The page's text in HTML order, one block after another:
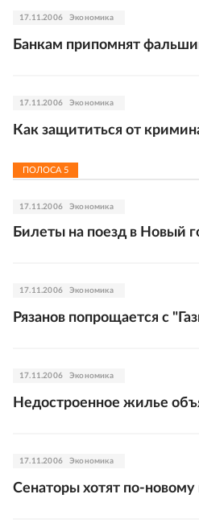
17.11.2006 Экономика
Банкам припомнят
17.11.2006 Экономика
Как защититься от
ПОЛОСА 5
17.11.2006 Экономика
Билеты на поезд в Новый
17.11.2006 Экономика
Рязанов попрощается с
17.11.2006 Экономика
Недостроенное жилье
17.11.2006 Экономика
Сенаторы хотят по-